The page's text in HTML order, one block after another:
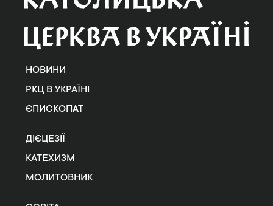
НОВИНИ
РКЦ В УКРАЇНІ
ЄПИСКОПАТ
ДІЄЦЕЗІЇ
КАТЕХИЗМ
МОЛИТОВНИК